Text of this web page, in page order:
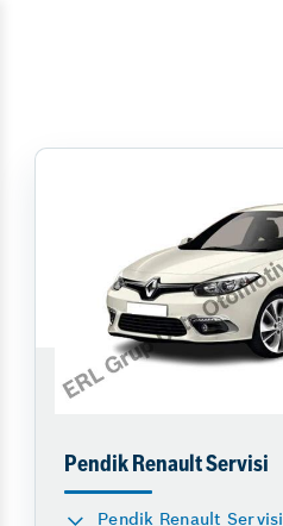
Pendik Renault Servisi
Pendik Renault Servisi